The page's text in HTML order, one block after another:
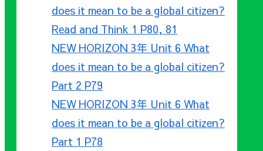
does it mean to be a global citizen?
Read and Think 1 P80, 81
NEW HORIZON 3年 Unit 6 What
does it mean to be a global citizen?
Part 2 P79
NEW HORIZON 3年 Unit 6 What
does it mean to be a global citizen?
Part 1 P78